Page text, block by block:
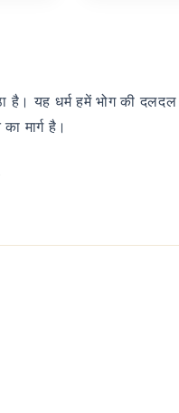
है। यह धर्म हमें भोग की
मार्ग है।